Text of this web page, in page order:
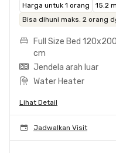
Harga untuk 1 orang
15.2
Bisa dihuni maks. 2 orang
Full Size Bed 120x200
cm
Jendela arah luar
Water Heater
Lihat Detail
Jadwalkan Visit